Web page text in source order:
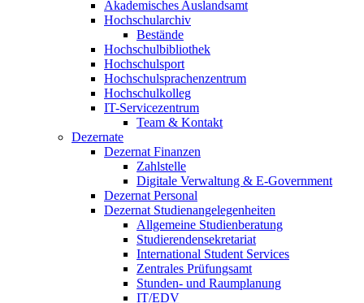
Akademisches Auslandsamt
Hochschularchiv
Bestände
Hochschulbibliothek
Hochschulsport
Hochschulsprachenzentrum
Hochschulkolleg
IT-Servicezentrum
Team & Kontakt
Dezernate
Dezernat Finanzen
Zahlstelle
Digitale Verwaltung & E-Government
Dezernat Personal
Dezernat Studienangelegenheiten
Allgemeine Studienberatung
Studierendensekretariat
International Student Services
Zentrales Prüfungsamt
Stunden- und Raumplanung
IT/EDV